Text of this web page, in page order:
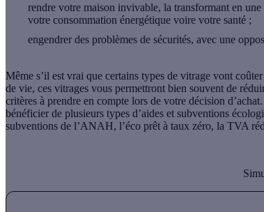
rendre votre maison invivable, la transformant en
votre consommation énergétique voire votre santé ;
engendrer des problèmes de sécurités, avec une
Même s’il est vrai que certains types de vitrage vont
de vie, ces vitrages vous permettront bien souvent de
critères à prendre en compte lors de votre décision
bénéficier de plusieurs types d’aides et subventions
subventions de l’ANAH, l’éco prêt à taux zéro, la TVA